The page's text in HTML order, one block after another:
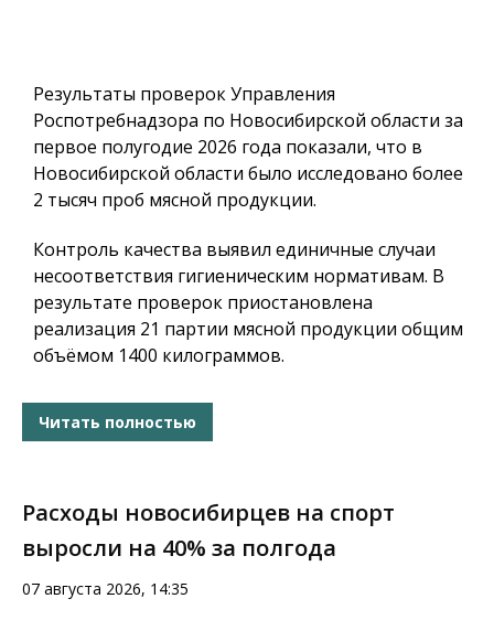
Результаты проверок Управления
Роспотребнадзора по Новосибирской области за
первое полугодие 2026 года показали, что в
Новосибирской области было исследовано более
2 тысяч проб мясной продукции.
Контроль качества выявил единичные случаи
несоответствия гигиеническим нормативам. В
результате проверок приостановлена
реализация 21 партии мясной продукции общим
объёмом 1400 килограммов.
Читать полностью
Расходы новосибирцев на спорт
выросли на 40% за полгода
07 августа 2026, 14:35